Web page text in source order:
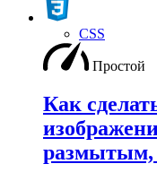
CSS
Простой
Как
размытым,